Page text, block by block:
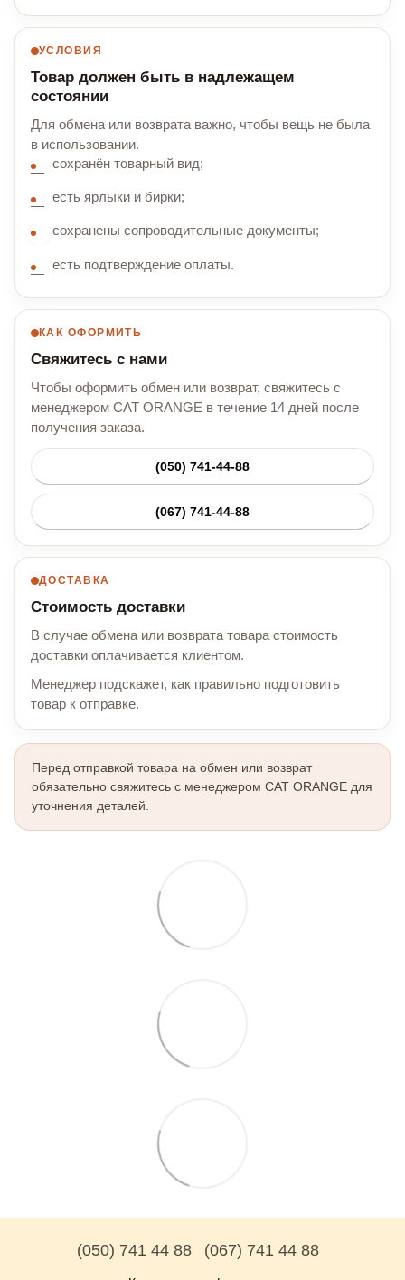
УСЛОВИЯ
Товар должен быть в надлежащем
состоянии
Для обмена или возврата важно, чтобы вещь не была
в использовании.
сохранён товарный вид;
есть ярлыки и бирки;
сохранены сопроводительные документы;
есть подтверждение оплаты.
КАК ОФОРМИТЬ
Свяжитесь с нами
Чтобы оформить обмен или возврат, свяжитесь с
менеджером CAT ORANGE в течение 14 дней после
получения заказа.
(050) 741-44-88
(067) 741-44-88
ДОСТАВКА
Стоимость доставки
В случае обмена или возврата товара стоимость
доставки оплачивается клиентом.
Менеджер подскажет, как правильно подготовить
товар к отправке.
Перед отправкой товара на обмен или возврат
обязательно свяжитесь с менеджером CAT ORANGE для
уточнения деталей.
(050) 741 44 88 (067) 741 44 88